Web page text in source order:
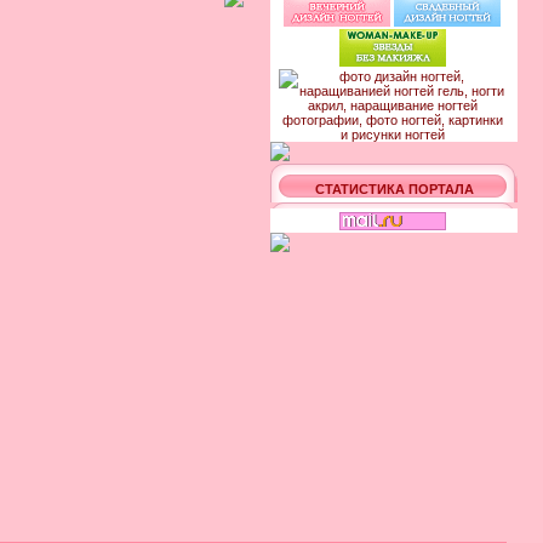
СТАТИСТИКА ПОРТАЛА